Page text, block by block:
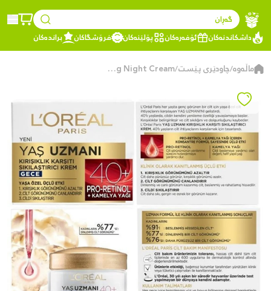
گەڕان
داشکاندنەکان
ئۆفەرەکان پۆلێنەکان فرۆشگاکان براندەکان
ماڵەوە/چاودێری پێست/
Loreal Paris Age Expert 40+ Anti-Wrinkle Firming Night Cream